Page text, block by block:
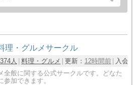
理・グルメサークル
人 料理・グルメ 更新： 12時間前
入会
全般に関する公式サークルです。どなた
参加できます。